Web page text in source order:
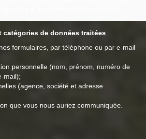
catégories de données traitées
formulaires, par téléphone ou par e-mail
personnelle (nom, prénom, numéro de
mail);
(agence, société et adresse
que vous nous auriez communiquée.